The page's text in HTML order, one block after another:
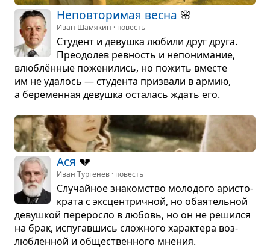
Непо­вто­ри­мая весна 🌸
Иван Шамякин · повесть
Сту­дент и девушка любили друг друга.
Пре­одо­лев рев­ность и непо­ни­ма­ние,
влю­блён­ные поже­ни­лись, но пожить вме­сте
им не уда­лось — сту­дента при­звали в армию,
а бере­мен­ная девушка оста­лась ждать его.
Ася 💔
Иван Тургенев · повесть
Слу­чайное зна­ком­ство моло­дого ари­сто­
крата с экс­цен­трич­ной, но оба­я­тель­ной
девуш­кой пере­росло в любовь, но он не решился
на брак, испу­гав­шись слож­ного харак­тера воз­
люб­лен­ной и обще­ствен­ного мне­ния.